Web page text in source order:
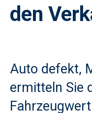
den
Auto defekt,
ermitteln Sie